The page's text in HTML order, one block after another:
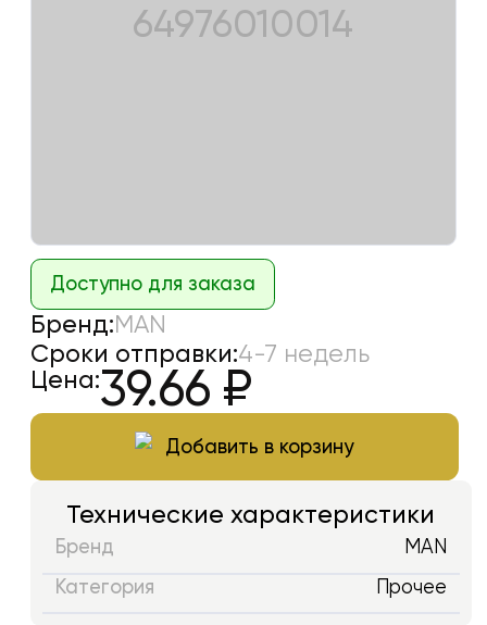
64976010014
Доступно для заказа
Бренд:MAN
Сроки отправки:4-7 недель
Цена:39.66 ₽
Добавить в корзину
Технические характеристики
Бренд MAN
Категория Прочее